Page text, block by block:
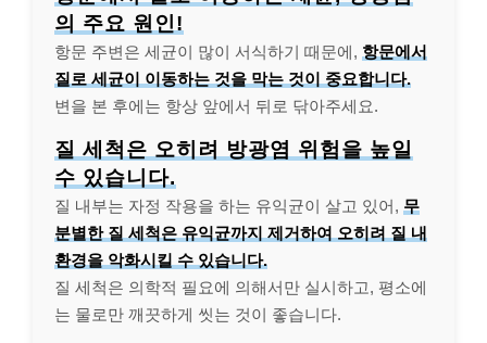
의 주요 원인!
항문 주변은 세균이 많이 서식하기 때문에, 항문에서
질로 세균이 이동하는 것을 막는 것이 중요합니다.
변을 본 후에는 항상 앞에서 뒤로 닦아주세요.
질 세척은 오히려 방광염 위험을 높일
수 있습니다.
질 내부는 자정 작용을 하는 유익균이 살고 있어, 무
분별한 질 세척은 유익균까지 제거하여 오히려 질 내
환경을 악화시킬 수 있습니다.
질 세척은 의학적 필요에 의해서만 실시하고, 평소에
는 물로만 깨끗하게 씻는 것이 좋습니다.